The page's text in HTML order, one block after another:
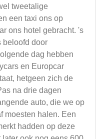
tweetalige
een taxi ons op
ons hotel gebracht. 's
beloofd door
dag hebben
en Europcar
hetgeen zich de
na drie dagen
auto, die we op
moesten halen. Een
hadden op deze